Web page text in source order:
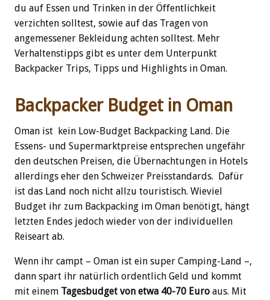
du auf Essen und Trinken in der Öffentlichkeit
verzichten solltest, sowie auf das Tragen von
angemessener Bekleidung achten solltest. Mehr
Verhaltenstipps gibt es unter dem Unterpunkt
Backpacker Trips, Tipps und Highlights in Oman.
Backpacker Budget in Oman
Oman ist kein Low-Budget Backpacking Land. Die
Essens- und Supermarktpreise entsprechen ungefähr
den deutschen Preisen, die Übernachtungen in Hotels
allerdings eher den Schweizer Preisstandards. Dafür
ist das Land noch nicht allzu touristisch. Wieviel
Budget ihr zum Backpacking im Oman benötigt, hängt
letzten Endes jedoch wieder von der individuellen
Reiseart ab.
Wenn ihr campt – Oman ist ein super Camping-Land –,
dann spart ihr natürlich ordentlich Geld und kommt
mit einem Tagesbudget von etwa 40-70 Euro aus. Mit